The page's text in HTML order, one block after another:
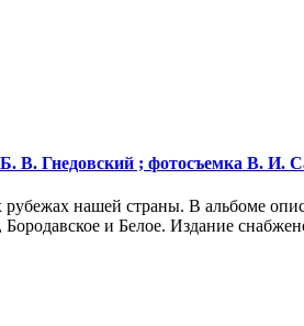
В. Гнедовский ; фотосъемка В. И.
нашей страны. В альбоме
и Белое. Издание